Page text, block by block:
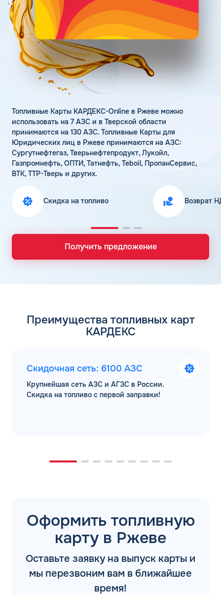
Статьи
Цена бензина и ДТ
Личный кабинет
Карта АЗС
Получить консультацию
Топливные Карты КАРДЕКС-Online в Ржеве можно
использовать на 7 АЗС и в Тверской области
принимаются на 130 АЗС. Топливные Карты для
Юридических лиц в Ржеве принимаются на АЗС:
Сургутнефтегаз, Тверьнефтепродукт, Лукойл,
Газпромнефть, ОПТИ, Татнефть, Teboil, ПропанСервис,
ВТК, ТТР-Тверь и других.
Скидка на топливо Возврат
Получить предложение
Преимущества топливных карт
КАРДЕКС
Скидочная сеть: 6100 АЗС
Крупнейшая сеть АЗС и АГЗС в России.
Скидка на топливо с первой заправки!
Оформить топливную
карту в Ржеве
Оставьте заявку на выпуск карты и
мы перезвоним вам в ближайшее
время!